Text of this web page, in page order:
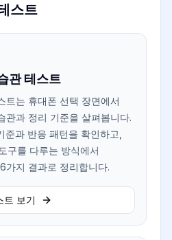
스트
관 테스트
트는 휴대폰 선택 장면에서
관과 정리 기준을 살펴봅니다.
준과 반응 패턴을 확인하고,
구를 다루는 방식에서
가지 결과로 정리합니다.
트 보기